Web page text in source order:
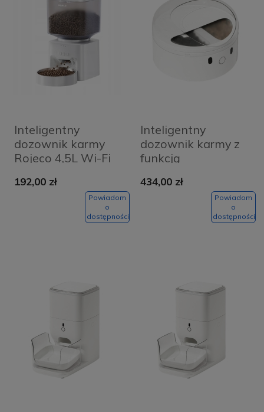
Inteligentny
dozownik karmy
Rojeco 4,5L Wi-Fi
192,00 zł
Powiadom
o
dostępności
Inteligentny
dozownik karmy z
funkcją
kota CatLink F03
434,00 zł
Powiadom
o
dostępności